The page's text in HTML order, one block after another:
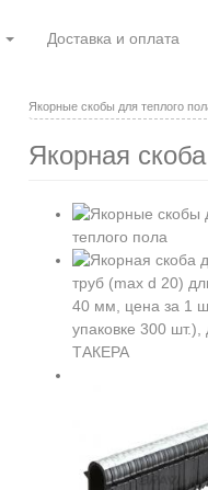
Доставка и оплата
Якорные скобы для теплого
Якорная